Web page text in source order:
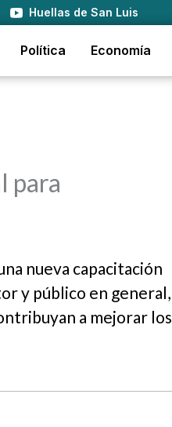
Huellas de San Luis
Política Economía
para
nueva capacitación
y público en general,
a mejorar los